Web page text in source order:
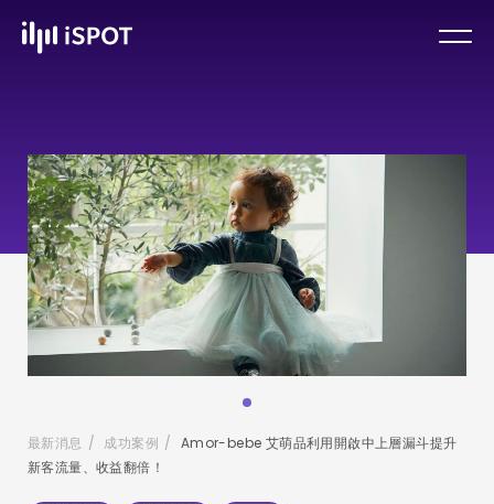
最新消息 / 成功案例 / Amor-bebe 艾萌品利用開啟中上層漏斗提升
新客流量、收益翻倍！